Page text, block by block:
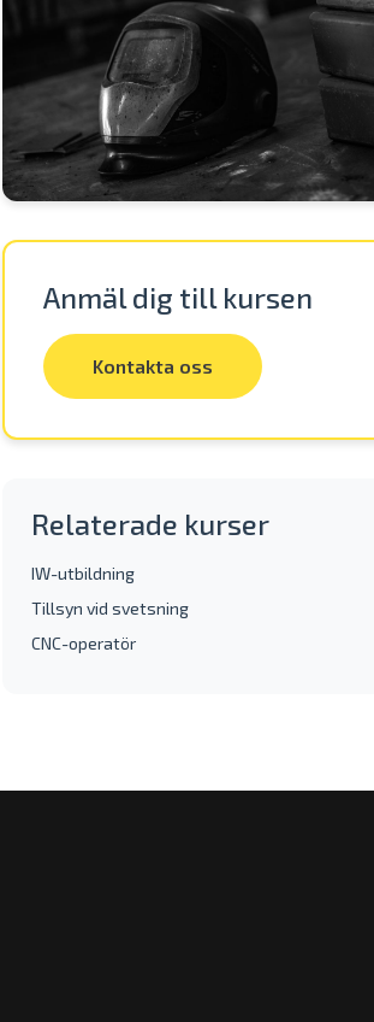
Anmäl dig till kursen
Kontakta oss
Relaterade kurser
IW-utbildning
Tillsyn vid svetsning
CNC-operatör